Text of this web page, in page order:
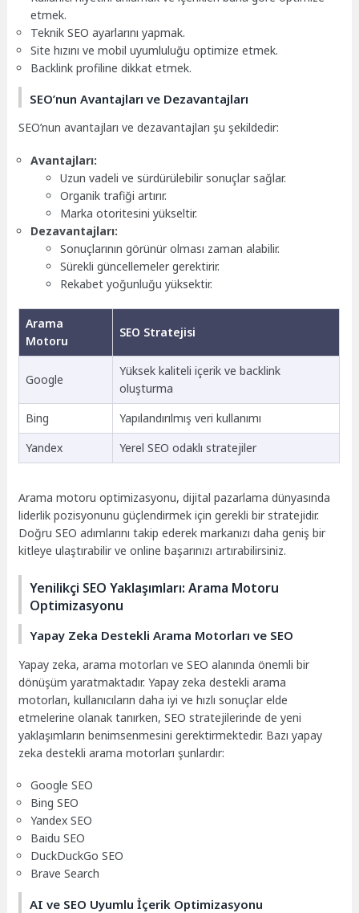
etmek.
Teknik SEO ayarlarını yapmak.
Site hızını ve mobil uyumluluğu optimize etmek.
Backlink profiline dikkat etmek.
SEO’nun Avantajları ve Dezavantajları
SEO’nun avantajları ve dezavantajları şu şekildedir:
Avantajları:
Uzun vadeli ve sürdürülebilir sonuçlar sağlar.
Organik trafiği artırır.
Marka otoritesini yükseltir.
Dezavantajları:
Sonuçlarının görünür olması zaman alabilir.
Sürekli güncellemeler gerektirir.
Rekabet yoğunluğu yüksektir.
Arama
Motoru
SEO Stratejisi
Google
Yüksek kaliteli içerik ve backlink
oluşturma
Bing
Yapılandırılmış veri kullanımı
Yandex
Yerel SEO odaklı stratejiler
Arama motoru optimizasyonu, dijital pazarlama dünyasında
liderlik pozisyonunu güçlendirmek için gerekli bir stratejidir.
Doğru SEO adımlarını takip ederek markanızı daha geniş bir
kitleye ulaştırabilir ve online başarınızı artırabilirsiniz.
Yenilikçi SEO Yaklaşımları: Arama Motoru
Optimizasyonu
Yapay Zeka Destekli Arama Motorları ve SEO
Yapay zeka, arama motorları ve SEO alanında önemli bir
dönüşüm yaratmaktadır. Yapay zeka destekli arama
motorları, kullanıcıların daha iyi ve hızlı sonuçlar elde
etmelerine olanak tanırken, SEO stratejilerinde de yeni
yaklaşımların benimsenmesini gerektirmektedir. Bazı yapay
zeka destekli arama motorları şunlardır:
Google SEO
Bing SEO
Yandex SEO
Baidu SEO
DuckDuckGo SEO
Brave Search
AI ve SEO Uyumlu İçerik Optimizasyonu